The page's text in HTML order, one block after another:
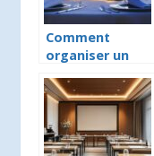
Comment
organiser un
repas
d’entreprise
réussi à La
Rochelle